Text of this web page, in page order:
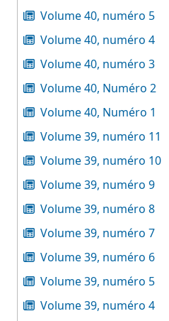
Volume 40, numéro 5
Volume 40, numéro 4
Volume 40, numéro 3
Volume 40, Numéro 2
Volume 40, Numéro 1
Volume 39, numéro 11
Volume 39, numéro 10
Volume 39, numéro 9
Volume 39, numéro 8
Volume 39, numéro 7
Volume 39, numéro 6
Volume 39, numéro 5
Volume 39, numéro 4